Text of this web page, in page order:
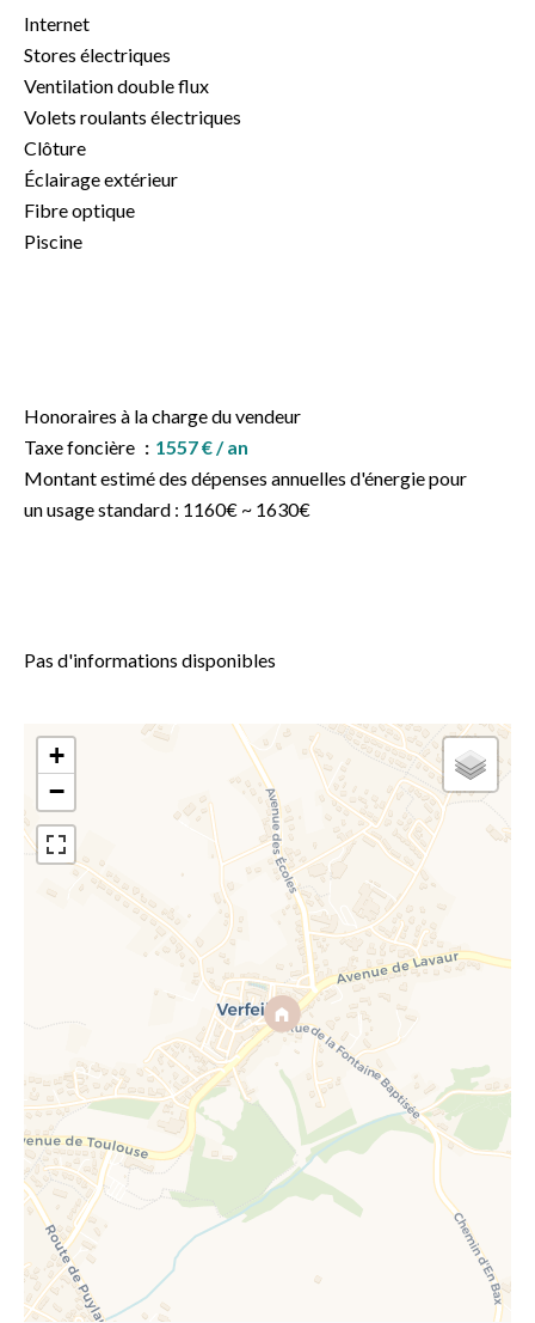
Internet
Stores électriques
Ventilation double flux
Volets roulants électriques
Clôture
Éclairage extérieur
Fibre optique
Piscine
Honoraires à la charge du vendeur
Taxe foncière
1557 € / an
Montant estimé des dépenses annuelles d'énergie pour
un usage standard : 1160€ ~ 1630€
Pas d'informations disponibles
+
−